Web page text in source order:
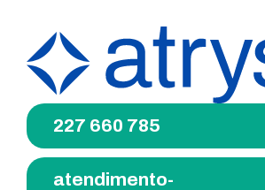
227 660 785
atendimento-